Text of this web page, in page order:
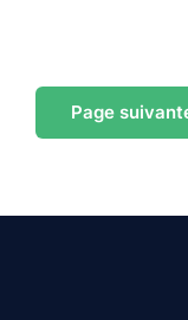
Page